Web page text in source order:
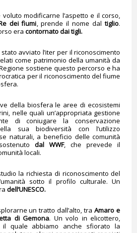
modificarne l’aspetto e il corso,
dei fiumi, prende il nome daltiglio.
era contornato dai tigli.
avviato l’iter per il riconoscimento
come patrimonio della umanità da
sostiene questo percorso e ha
per il riconoscimento del fiume
della biosfera le aree di ecosistemi
nelle quali un’appropriata gestione
di coniugare la conservazione
sua biodiversità con l’utilizzo
naturali, a beneficio delle comunità
dal WWF, che prevede il
locali.
la richiesta di riconoscimento del
sotto il profilo culturale. Un
dell’UNESCO.
un tratto dall’alto, traAmaro e
di Gemona. Un volo in elicottero,
quale abbiamo anche sfiorato la